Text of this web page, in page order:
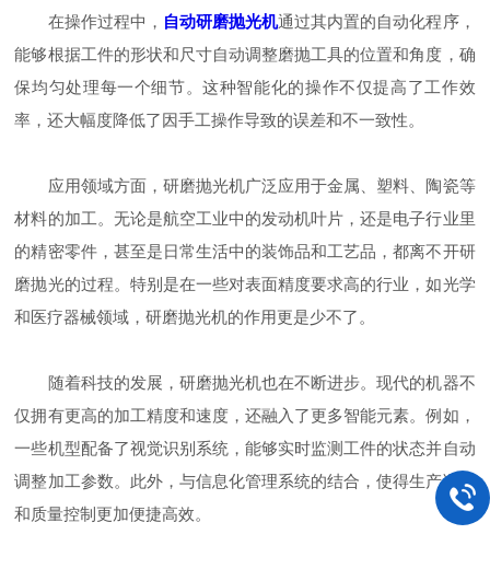
在操作过程中， 自动研磨抛光机通过其内置的自动化程序，
能够根据工件的形状和尺寸自动调整磨抛工具的位置和角度，确
保均匀处理每一个细节。这种智能化的操作不仅提高了工作效
率，还大幅度降低了因手工操作导致的误差和不一致性。
应用领域方面，研磨抛光机广泛应用于金属、塑料、陶瓷等
材料的加工。无论是航空工业中的发动机叶片，还是电子行业里
的精密零件，甚至是日常生活中的装饰品和工艺品，都离不开研
磨抛光的过程。特别是在一些对表面精度要求高的行业，如光学
和医疗器械领域，研磨抛光机的作用更是少不了。
随着科技的发展，研磨抛光机也在不断进步。现代的机器不
仅拥有更高的加工精度和速度，还融入了更多智能元素。例如，
一些机型配备了视觉识别系统，能够实时监测工件的状态并自动
调整加工参数。此外，与信息化管理系统的结合，使得生产调度
和质量控制更加便捷高效。